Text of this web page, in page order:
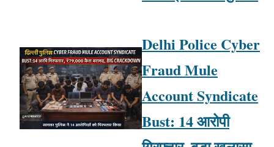
Delhi Police Cyber
Fraud Mule
Account Syndicate
Bust: 14 आरोपी